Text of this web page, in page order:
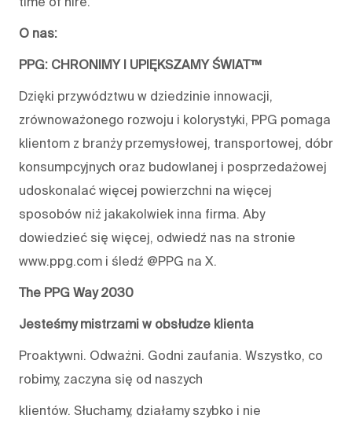
O nas:
PPG: CHRONIMY I UPIĘKSZAMY ŚWIAT™
Dzięki przywództwu w dziedzinie innowacji,
zrównoważonego rozwoju i kolorystyki, PPG pomaga
klientom z branży przemysłowej, transportowej, dóbr
konsumpcyjnych oraz budowlanej i posprzedażowej
udoskonalać więcej powierzchni na więcej
sposobów niż jakakolwiek inna firma. Aby
dowiedzieć się więcej, odwiedź nas na stronie
www.ppg.com i śledź @PPG na X.
The PPG Way 2030
Jesteśmy mistrzami w obsłudze klienta
Proaktywni. Odważni. Godni zaufania. Wszystko, co
robimy, zaczyna się od naszych
klientów. Słuchamy, działamy szybko i nie